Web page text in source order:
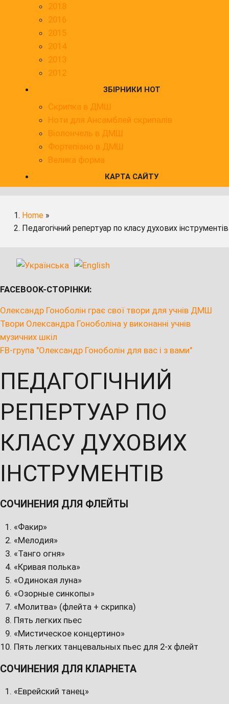
2018
2016
2015
2014
2013
2012
ЗБІРНИКИ НОТ
Скрипка в ДМШ
Ноти для Ансамблей скрипалів
Віолончель в ДМШ
Фортепіано в ДМШ
Велика форма
КАРТА САЙТУ
Home »
Педагогічний репертуар по класу духових інструментів
FACEBOOK-СТОРІНКИ:
Олександр Гоноболін грає свої твори для учнів ДМШ
Твори Олександра Гоноболіна у виконанні учнів
музичних шкіл
FB-група "Олександр Гоноболін для вас і з вами"
ПЕДАГОГІЧНИЙ
РЕПЕРТУАР ПО
КЛАСУ ДУХОВИХ
ІНСТРУМЕНТІВ
СОЧИНЕНИЯ ДЛЯ ФЛЕЙТЫ
«Факир»
«Мелодия»
«Танго огня»
«Кривая полька»
«Одинокая луна»
«Озорные синкопы»
«Молитва» (флейта + скрипка)
Пять легких пьес
«Мистическое концертино»
Пять легких танцевальных пьес для 2-х флейт
СОЧИНЕНИЯ ДЛЯ КЛАРНЕТА
«Еврейский танец»